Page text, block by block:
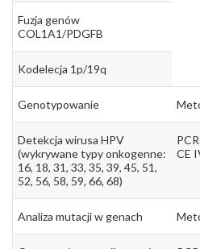
Fuzja genów
COL1A1/PDGFB
Kodelecja 1p/19q
Genotypowanie
Detekcja wirusa HPV
(wykrywane typy onkogenne:
16, 18, 31, 33, 35, 39, 45, 51,
52, 56, 58, 59, 66, 68)
CE
Analiza mutacji w genach